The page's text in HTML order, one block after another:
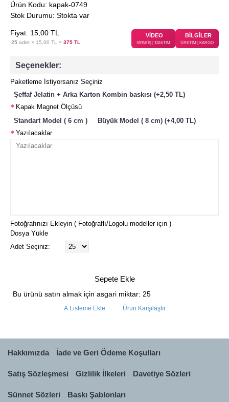
Ürün Kodu: kapak-0749
Stok Durumu: Stokta var
Fiyat: 15 ,00 TL
25 adet × 15,00 TL = 375 TL
VİDEO
SİPARİŞ | TANITIM
BİLGİLER
ÜRETİM | KARGO
Seçenekler:
Paketleme İstiyorsanız Seçiniz
Şeffaf Jelatin + Arka Karton Kombin baskısı (+2,50 TL)
Kapak Magnet Ölçüsü
Standart Model ( 6 cm )
Büyük Model ( 8 cm) (+4,00 TL)
Yazılacaklar
Fotoğrafınızı Ekleyin ( Fotoğraflı/Logolu modeller için )
Dosya Yükle
Adet Seçiniz:
Sepete Ekle
Bu ürünü satın almak için asgari miktar: 25
A.Listeme Ekle Ürün Karşılaştır
Hakkımızda İade ve Geri Ödeme Koşulları
Satış Sözleşmesi Gizlilik İlkeleri Davetiye Sözleri
Sünnet Sözleri Baskı Şablonları